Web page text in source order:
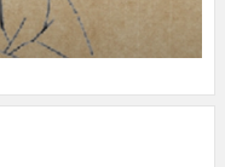
。